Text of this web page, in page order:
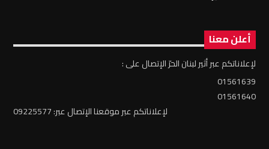
أعلن معنا
لإعلاناتكم عبر أثير لبنان الحرّ الإتصال على :
01561639
01561640
لإعلاناتكم عبر موقعنا الإتصال عبر: 09225577